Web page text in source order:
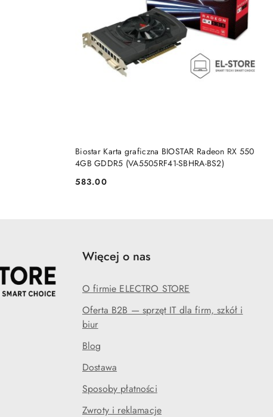
Biostar Karta graficzna BIOSTAR Radeon RX 550
4GB GDDR5 (VA5505RF41-SBHRA-BS2)
Cena:
583.00
PRODUKT NIEDOSTĘPNY
Więcej o nas
O firmie ELECTRO STORE
Oferta B2B — sprzęt IT dla firm, szkół i
biur
Blog
Dostawa
Sposoby płatności
Zwroty i reklamacje